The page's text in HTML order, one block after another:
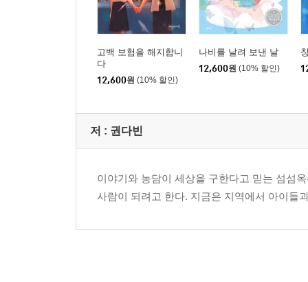
4.19 혁명에서 6월 항쟁까지
아이들이 세상일에 참견하면… 『4월의 소년』 |
평화의 하늘 아래 『사이공 하늘 아래』 | 권다빈
이 땅의 진정한 주인 『그리운 매화 향기』 | 조애경
‘나’만 행복하면 되는 걸까? 『시월의 편지』 | 서서
황홀한 느티나무의 뜨거웠던 스물두 살의 여름 『
고백 보험을 해지합니
다
12,600원 (10% 할인)
나비를 날려 보낸 날
12,600원 (10% 할인)
저 : 권다빈
이야기와 농담이 세상을 구한다고 믿는 섬섬
사람이 되려고 한다. 지금은 지역에서 아이들